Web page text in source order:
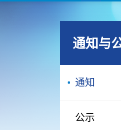
通知与
通知
公示